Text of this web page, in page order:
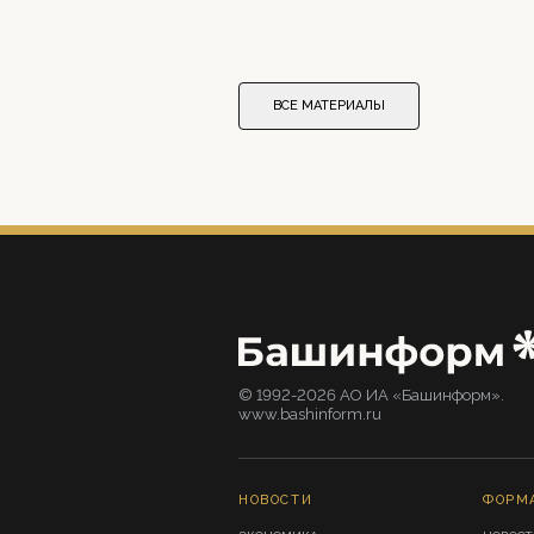
ВСЕ МАТЕРИАЛЫ
© 1992-2026 АО ИА «Башинформ».
www.bashinform.ru
НОВОСТИ